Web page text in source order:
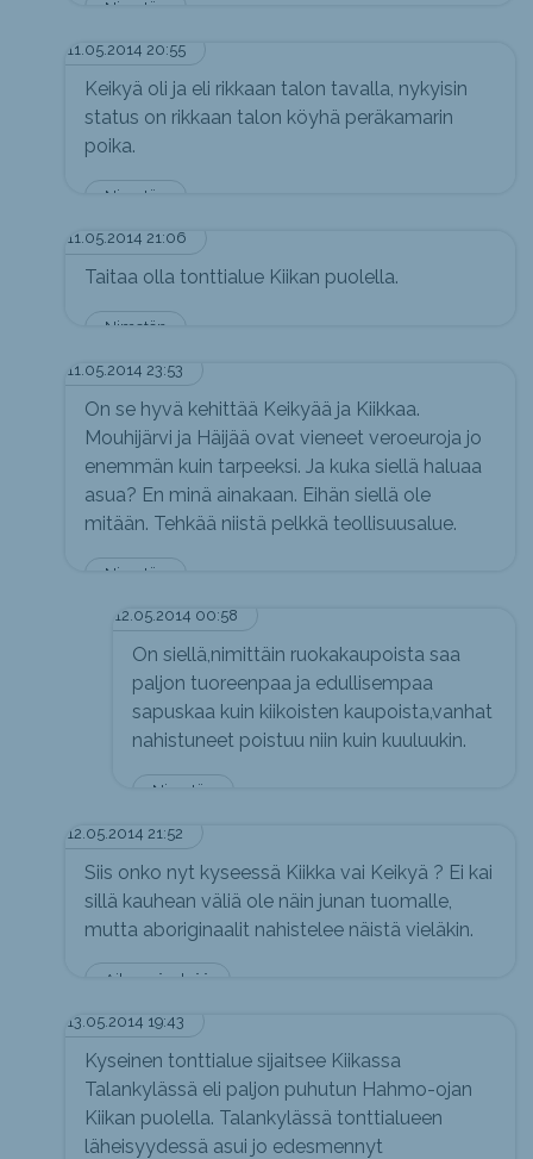
Nimetön
11.05.2014 20:55
Nimetön
Keikyä oli ja eli rikkaan talon tavalla, nykyisin
status on rikkaan talon köyhä peräkamarin
poika.
11.05.2014 21:06
Nimetön
Taitaa olla tonttialue Kiikan puolella.
11.05.2014 23:53
Nimetön
On se hyvä kehittää Keikyää ja Kiikkaa.
Mouhijärvi ja Häijää ovat vieneet veroeuroja jo
enemmän kuin tarpeeksi. Ja kuka siellä haluaa
asua? En minä ainakaan. Eihän siellä ole
mitään. Tehkää niistä pelkkä teollisuusalue.
12.05.2014 00:58
Nimetön
On siellä,nimittäin ruokakaupoista saa
paljon tuoreenpaa ja edullisempaa
sapuskaa kuin kiikoisten kaupoista,vanhat
nahistuneet poistuu niin kuin kuuluukin.
12.05.2014 21:52
Aika epäselvää
Siis onko nyt kyseessä Kiikka vai Keikyä ? Ei kai
sillä kauhean väliä ole näin junan tuomalle,
mutta aboriginaalit nahistelee näistä vieläkin.
13.05.2014 19:43
Kyseinen tonttialue sijaitsee Kiikassa
Talankylässä eli paljon puhutun Hahmo-ojan
Kiikan puolella. Talankylässä tonttialueen
läheisyydessä asui jo edesmennyt